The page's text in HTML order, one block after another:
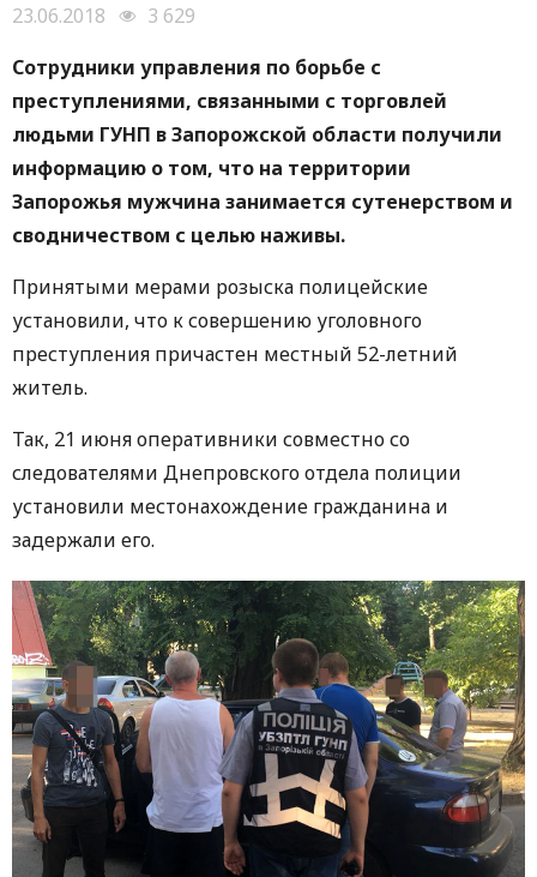
23.06.2018
3 629
Сотрудники управления по борьбе с
преступлениями, связанными с торговлей
людьми ГУНП в Запорожской области получили
информацию о том, что на территории
Запорожья мужчина занимается сутенерством и
сводничеством с целью наживы.
Принятыми мерами розыска полицейские
установили, что к совершению уголовного
преступления причастен местный 52-летний
житель.
Так, 21 июня оперативники совместно со
следователями Днепровского отдела полиции
установили местонахождение гражданина и
задержали его.